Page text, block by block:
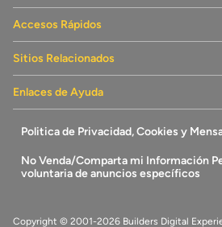
Accesos Rápidos
Sitios Relacionados
Enlaces de Ayuda
Politica de Privacidad, Cookies y
No Venda/Comparta mi Información
voluntaria de anuncios específicos
Copyright © 2001-2026 Builders Digital